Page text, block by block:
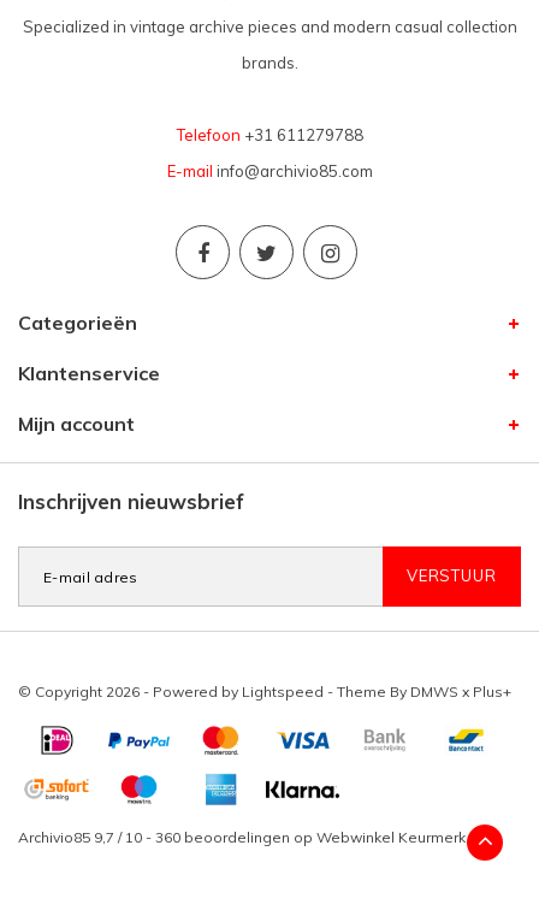
Specialized in vintage archive pieces and modern casual collection
brands.
Telefoon +31 611279788
E-mail info@archivio85.com
Categorieën
Klantenservice
Mijn account
Inschrijven nieuwsbrief
VERSTUUR
© Copyright 2026 - Powered by Lightspeed - Theme By DMWS x Plus+
Archivio85 9,7 / 10 - 360 beoordelingen op Webwinkel Keurmerk